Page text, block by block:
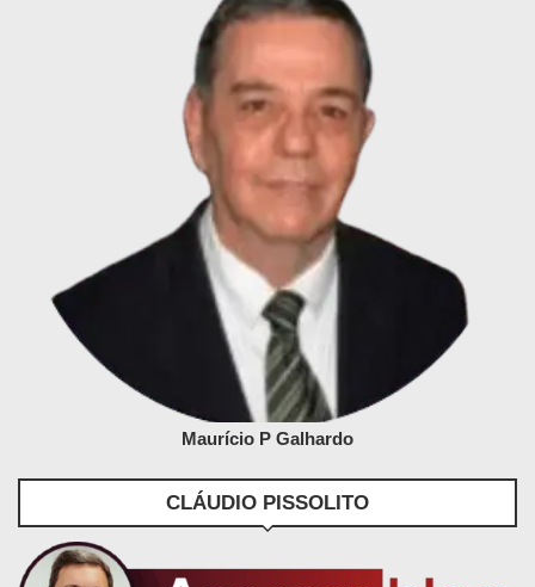
Maurício P Galhardo
CLÁUDIO PISSOLITO